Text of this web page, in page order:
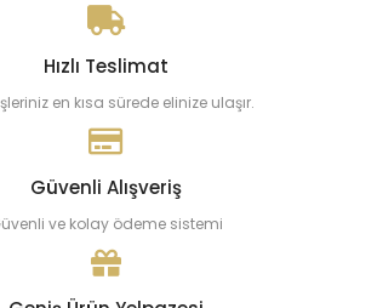
Hızlı Teslimat
en kısa sürede elinize ulaşır.
Güvenli Alışveriş
ve kolay ödeme sistemi